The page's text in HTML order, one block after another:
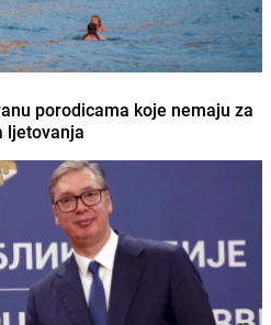
porodicama koje nemaju za
ljetovanja